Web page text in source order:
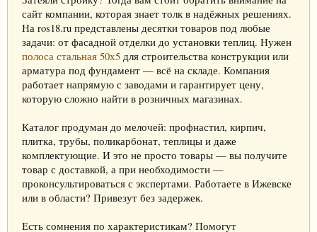
сайт компании, которая знает толк в надёжных решениях.
На ros18.ru представлены десятки товаров под любые
задачи: от фасадной отделки до установки теплиц. Нужен
полоса стальная 50х5 для строительства конструкции или
арматура под фундамент — всё на складе. Компания
работает напрямую с заводами и гарантирует цену,
которую сложно найти в розничных магазинах.
Каталог продуман до мелочей: профнастил, кирпич,
плитка, трубы, поликарбонат, теплицы и даже
комплектующие. И это не просто товары — вы получите
товар с доставкой, а при необходимости —
проконсультироваться с экспертами. Работаете в Ижевске
или в области? Привезут без задержек.
Есть сомнения по характеристикам? Помогут